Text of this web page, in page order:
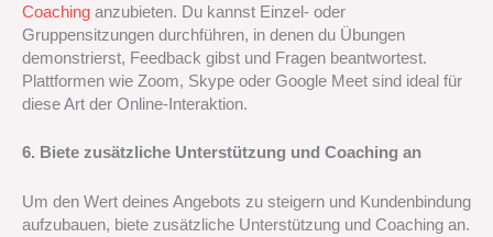
Coaching anzubieten. Du kannst Einzel- oder
Gruppensitzungen durchführen, in denen du Übungen
demonstrierst, Feedback gibst und Fragen beantwortest.
Plattformen wie Zoom, Skype oder Google Meet sind ideal für
diese Art der Online-Interaktion.
6. Biete zusätzliche Unterstützung und Coaching an
Um den Wert deines Angebots zu steigern und Kundenbindung
aufzubauen, biete zusätzliche Unterstützung und Coaching an.